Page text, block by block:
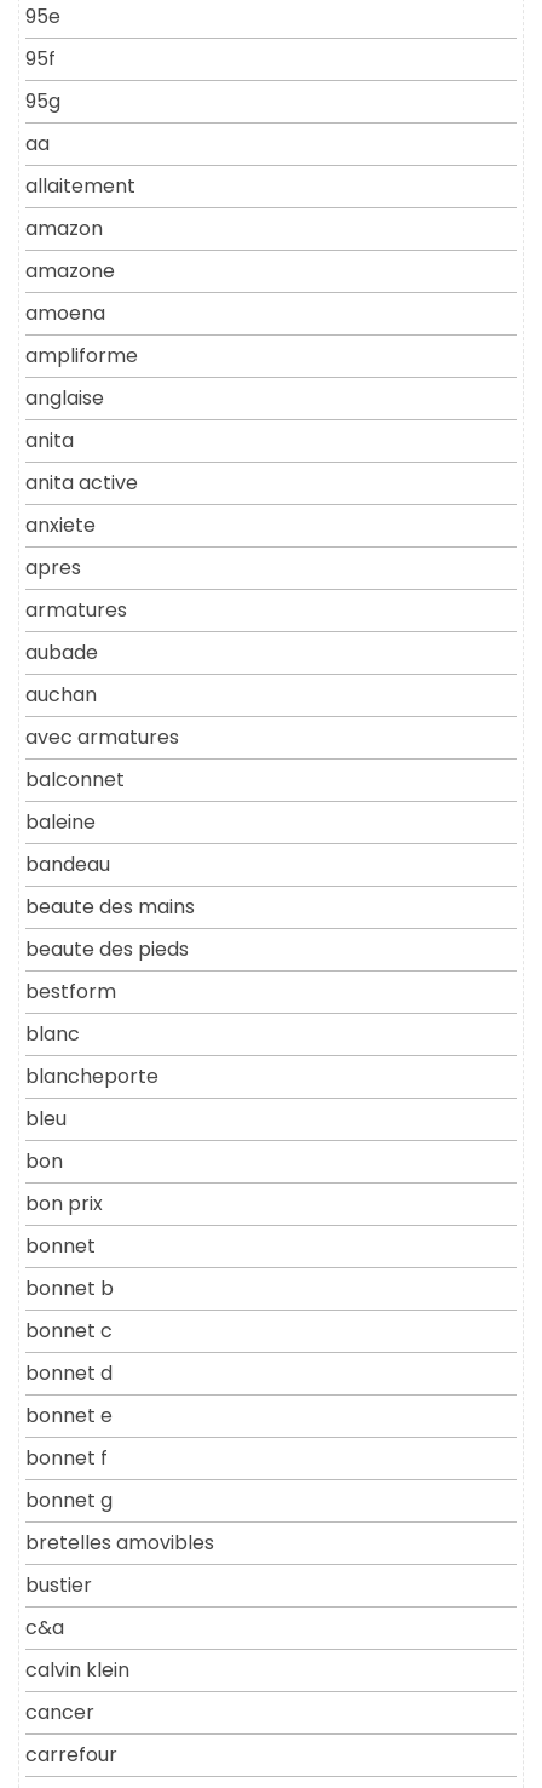
95e
95f
95g
aa
allaitement
amazon
amazone
amoena
ampliforme
anglaise
anita
anita active
anxiete
apres
armatures
aubade
auchan
avec armatures
balconnet
baleine
bandeau
beaute des mains
beaute des pieds
bestform
blanc
blancheporte
bleu
bon
bon prix
bonnet
bonnet b
bonnet c
bonnet d
bonnet e
bonnet f
bonnet g
bretelles amovibles
bustier
c&a
calvin klein
cancer
carrefour